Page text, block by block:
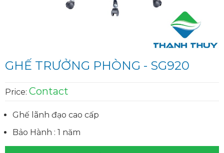
GHẾ TRƯỞNG PHÒNG - SG920
Price: Contact
Ghế lãnh đạo cao cấp
Bảo Hành : 1 năm